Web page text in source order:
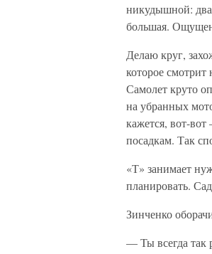
никудышной:
большая.
Делаю круг,
которое
Самолет круто
на убранных
кажется, вот-
посадкам. Так
«Т» занимает
планировать.
Зинченко
— Ты всегда так